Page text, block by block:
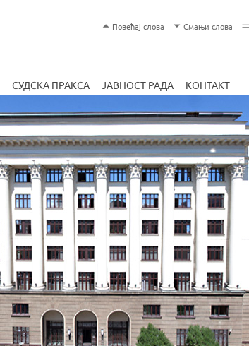
T
S
z
e
Повећај слова Смањи слова
СУДСКА ПРАКСА ЈАВНОСТ РАДА КОНТАКТ